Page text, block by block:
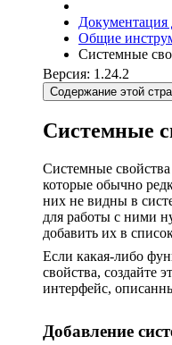
Документация
Общие
Системные
Версия: 1.24.2
Содержание этой
Системные
Системные
которые обычно
них не видны в
для работы с ними
добавить их в
Если какая-либо
свойства, создайте
интерфейс,
Добавление